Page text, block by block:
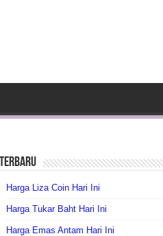
Terbaru
Harga Liza Coin Hari Ini
Harga Tukar Baht Hari Ini
Harga Emas Antam Hari Ini